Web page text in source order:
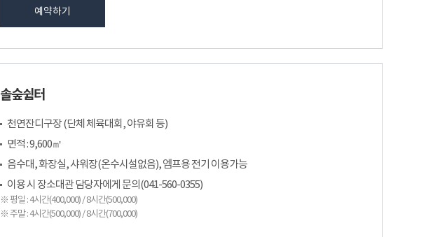
예약하기
솔숲쉼터
천연잔디구장 (단체 체육대회, 야유회 등)
면적 : 9,600㎡
음수대, 화장실, 샤워장(온수시설없음), 엠프용 전기 이용가능
이용 시 장소대관 담당자에게 문의(041-560-0355)
※ 평일 : 4시간(400,000) / 8시간(500,000)
※ 주말 : 4시간(500,000) / 8시간(700,000)